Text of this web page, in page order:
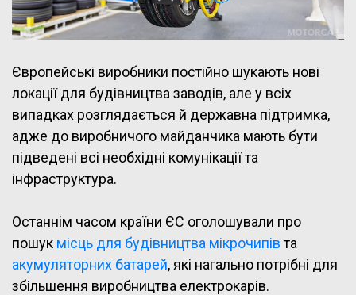
Європейські виробники постійно шукають нові
локації для будівництва заводів, але у всіх
випадках розглядається й державна підтримка,
адже до виробничого майданчика мають бути
підведені всі необхідні комунікації та
інфраструктура.
Останнім часом країни ЄС оголошували про
пошук місць для будівництва мікрочипівта
акумуляторних батарей, які нагально потрібні для
збільшення виробництва електрокарів.